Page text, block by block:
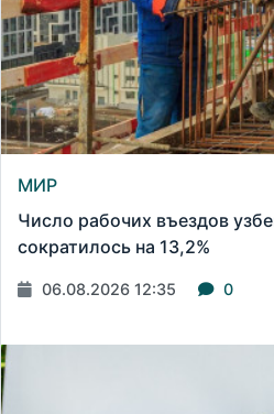
МИР
Число рабочих въездов
сократилось на 13,2%
06.08.2026 12:35 0